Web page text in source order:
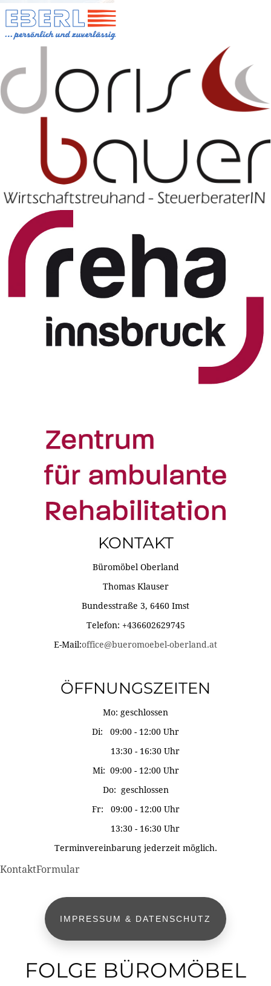
KONTAKT
Büromöbel Oberland
Thomas Klauser
Bundesstraße 3, 6460 Imst
Telefon: +436602629745
E-Mail:office@bueromoebel-oberland.at
ÖFFNUNGSZEITEN
Mo: geschlossen
Di: 09:00 - 12:00 Uhr
13:30 - 16:30 Uhr
Mi: 09:00 - 12:00 Uhr
Do: geschlossen
Fr: 09:00 - 12:00 Uhr
13:30 - 16:30 Uhr
Terminvereinbarung jederzeit möglich.
KontaktFormular
IMPRESSUM & DATENSCHUTZ
FOLGE BÜROMÖBEL